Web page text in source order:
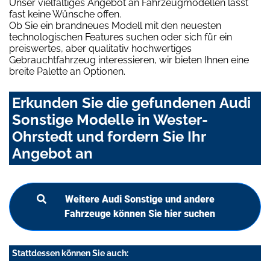
Unser vielfältiges Angebot an Fahrzeugmodellen lässt
fast keine Wünsche offen.
Ob Sie ein brandneues Modell mit den neuesten
technologischen Features suchen oder sich für ein
preiswertes, aber qualitativ hochwertiges
Gebrauchtfahrzeug interessieren, wir bieten Ihnen eine
breite Palette an Optionen.
Erkunden Sie die gefundenen Audi
Sonstige Modelle in Wester-
Ohrstedt und fordern Sie Ihr
Angebot an
Weitere Audi Sonstige und andere
Fahrzeuge können Sie hier suchen
Stattdessen können Sie auch: